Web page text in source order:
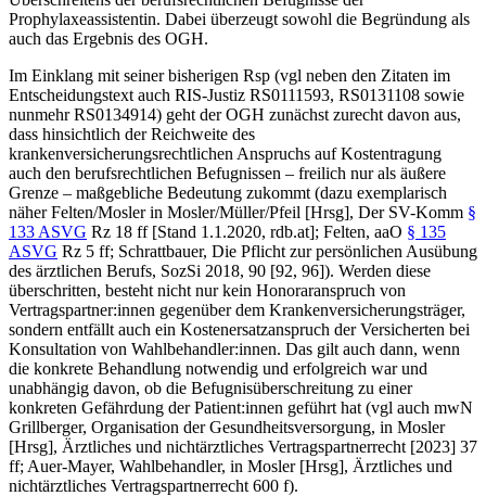
Prophylaxeassistentin. Dabei überzeugt sowohl die Begründung als
auch das Ergebnis des OGH.
Im Einklang mit seiner bisherigen Rsp (vgl neben den Zitaten im
Entscheidungstext auch RIS-Justiz RS0111593, RS0131108 sowie
nunmehr RS0134914) geht der OGH zunächst zurecht davon aus,
dass hinsichtlich der Reichweite des
krankenversicherungsrechtlichen Anspruchs auf Kostentragung
auch den berufsrechtlichen Befugnissen – freilich nur als äußere
Grenze – maßgebliche Bedeutung zukommt (dazu exemplarisch
näherFelten/Moslerin Mosler/Müller/Pfeil [Hrsg], Der SV-Komm §
133 ASVG Rz 18 ff [Stand 1.1.2020, rdb.at]; Felten, aaO § 135
ASVG Rz 5 ff; Schrattbauer, Die Pflicht zur persönlichen Ausübung
des ärztlichen Berufs, SozSi 2018, 90 [92, 96]). Werden diese
überschritten, besteht nicht nur kein Honoraranspruch von
Vertragspartner:innen gegenüber dem Krankenversicherungsträger,
sondern entfällt auch ein Kostenersatzanspruch der Versicherten bei
Konsultation von Wahlbehandler:innen. Das gilt auch dann, wenn
die konkrete Behandlung notwendig und erfolgreich war und
unabhängig davon, ob die Befugnisüberschreitung zu einer
konkreten Gefährdung der Patient:innen geführt hat (vgl auch mwN
Grillberger, Organisation der Gesundheitsversorgung, in Mosler
[Hrsg], Ärztliches und nichtärztliches Vertragspartnerrecht [2023] 37
ff; Auer-Mayer, Wahlbehandler, in Mosler[Hrsg], Ärztliches und
nichtärztliches Vertragspartnerrecht 600 f).